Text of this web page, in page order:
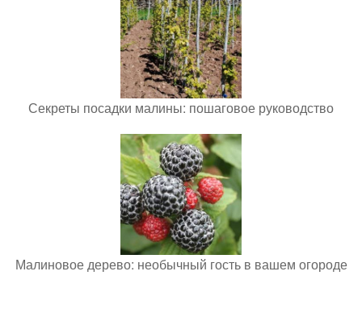
Секреты посадки малины: пошаговое руководство
Малиновое дерево: необычный гость в вашем огороде